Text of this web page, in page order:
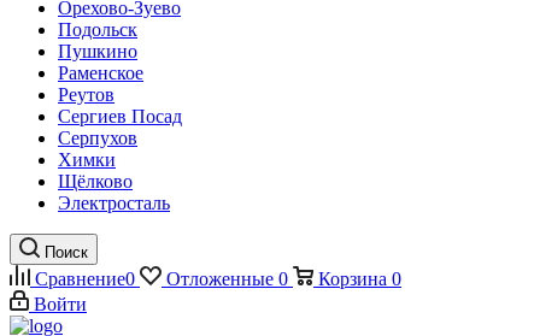
Орехово-Зуево
Подольск
Пушкино
Раменское
Реутов
Сергиев Посад
Серпухов
Химки
Щёлково
Электросталь
Поиск
Сравнение0 Отложенные 0 Корзина 0
Войти